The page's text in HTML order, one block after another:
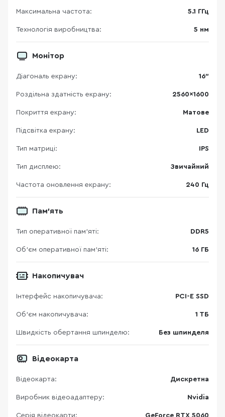
Максимальна частота: 5.1 ГГц
Технологія виробництва: 5 нм
Монітор
Діагональ екрану: 16"
Роздільна здатність екрану: 2560×1600
Покриття екрану: Матове
Підсвітка екрану: LED
Тип матриці: IPS
Тип дисплею: Звичайний
Частота оновлення екрану: 240 Гц
Пам’ять
Тип оперативної пам’яті: DDR5
Об’єм оперативної пам’яті: 16 ГБ
Накопичувач
Інтерфейс накопичувача: PCI-E SSD
Об'єм накопичувача: 1 ТБ
Швидкість обертання шпинделю: Без шпинделя
Відеокарта
Відеокарта: Дискретна
Виробник відеоадаптеру: Nvidia
Серія відеокарти: GeForce RTX 5060